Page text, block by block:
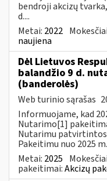
bendroji akcizų
d....
Metai: 2022
naujiena
Dėl Lietuvos
balandžio 9 d.
(banderolės)
Web turinio sąrašas
Informuojame, kad
Nutarimo[1]
Nutarimu
Pakeitimu nuo 2025
Metai: 2025
pakeitimai:Akcizų